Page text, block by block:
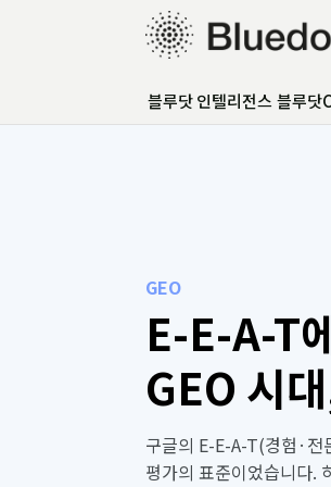
블루닷 인텔리전스
블루닷CMS
언론보도
블루닷 인텔리전스 블루닷
GEO
E-E-A-T
GEO 시
정의되는
구글의 E-E-A-T(경험·
평가의 표준이었습니다.